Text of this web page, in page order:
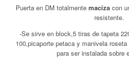
Puerta en DM totalmente macizacon
resistente.
-Se sirve en block,5 tiras de tapeta
100,picaporte petaca y manivela
para ser instalada sobre